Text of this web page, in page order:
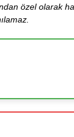
özel olarak